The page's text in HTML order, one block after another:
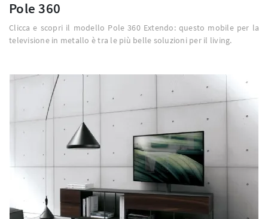
Pole 360
Clicca e scopri il modello Pole 360 Extendo: questo mobile per la
televisione in metallo è tra le più belle soluzioni per il living.